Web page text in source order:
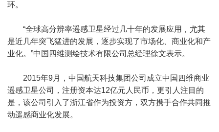
环。
“全球高分辨率遥感卫星经过几十年的发展应用，尤其
是近几年突飞猛进的发展，逐步实现了市场化、商业化和产
业化。”中国四维测绘技术有限公司总经理徐文表示。
2015年9月，中国航天科技集团公司成立中国四维商业
遥感卫星公司，注册资本达12亿元人民币，更引人注目的
是，该公司引入了浙江省作为投资方，双方携手合作共同推
动遥感商业化发展。